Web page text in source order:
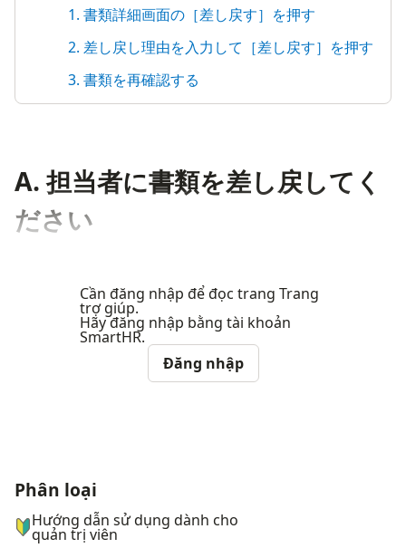
1. 書類詳細画面の［差し戻す］を押す
2. 差し戻し理由を入力して［差し戻す］を押す
3. 書類を再確認する
A. 担当者に書類を差し戻してく
ださい
Cần đăng nhập để đọc trang Trang
trợ giúp.
Hãy đăng nhập bằng tài khoản
SmartHR.
Đăng nhập
ナビゲーションメニュー
Phân loại
Hướng dẫn sử dụng dành cho
quản trị viên